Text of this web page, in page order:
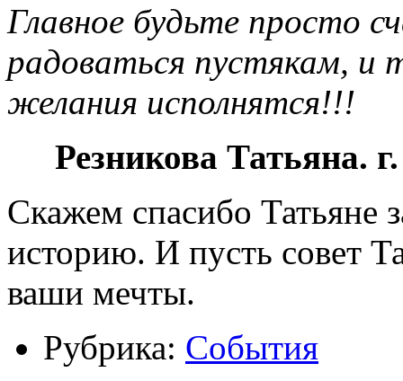
Главное будьте просто
радоваться пустякам, и
желания исполнятся!!!
Резникова Татьяна.
Скажем спасибо Татьяне
историю. И пусть совет
ваши мечты.
Рубрика: События